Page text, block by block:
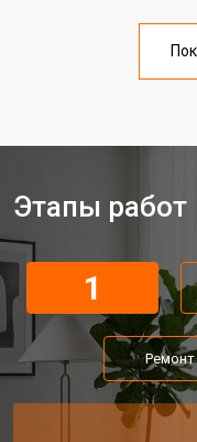
Замена блока питания
Замена
подсветки
Этапы работ
1
Ремонт